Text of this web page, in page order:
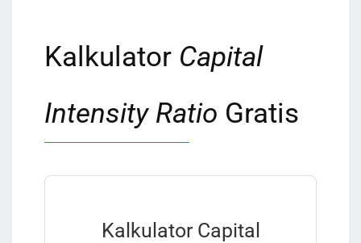
Kalkulator Capital
Intensity Ratio Gratis
Kalkulator Capital